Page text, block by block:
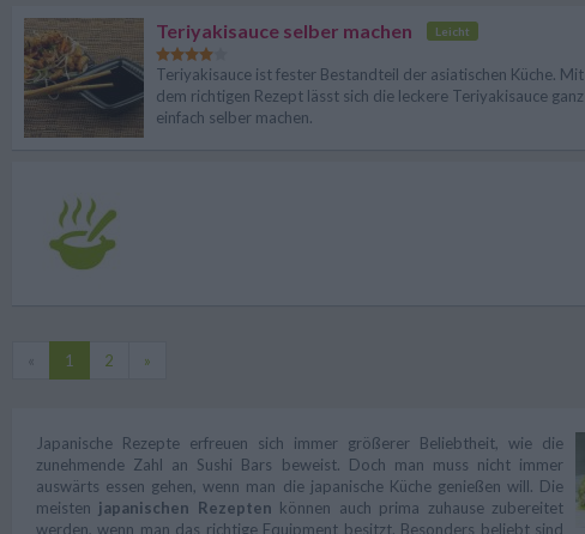
Teriyakisauce selber machen Leicht
Teriyakisauce ist fester Bestandteil der asiatischen Küche. Mit
dem richtigen Rezept lässt sich die leckere Teriyakisauce ganz
einfach selber machen.
1 2 »
Japanische Rezepte erfreuen sich immer größerer Beliebtheit, wie die
zunehmende Zahl an Sushi Bars beweist. Doch man muss nicht immer
auswärts essen gehen, wenn man die japanische Küche genießen will. Die
meisten japanischen Rezepten können auch prima zuhause zubereitet
werden, wenn man das richtige Equipment besitzt. Besonders beliebt sind